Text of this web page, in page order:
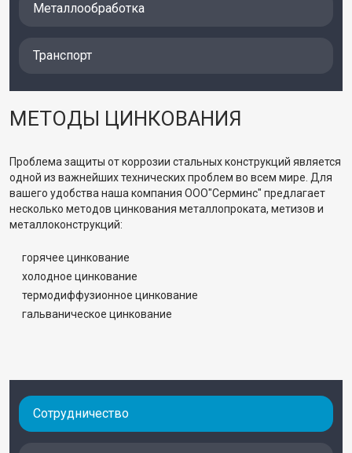
Металлообработка
Транспорт
МЕТОДЫ ЦИНКОВАНИЯ
Проблема защиты от коррозии стальных конструкций является
одной из важнейших технических проблем во всем мире. Для
вашего удобства наша компания ООО"Серминс" предлагает
несколько методов цинкования металлопроката, метизов и
металлоконструкций:
горячее цинкование
холодное цинкование
термодиффузионное цинкование
гальваническое цинкование
Сотрудничество